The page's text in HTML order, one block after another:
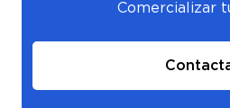
Comercializar